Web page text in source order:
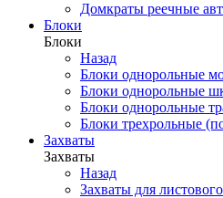
Домкраты реечные
Блоки
Блоки
Назад
Блоки однорольные
Блоки однорольные
Блоки однорольные
Блоки трехрольные
Захваты
Захваты
Назад
Захваты для